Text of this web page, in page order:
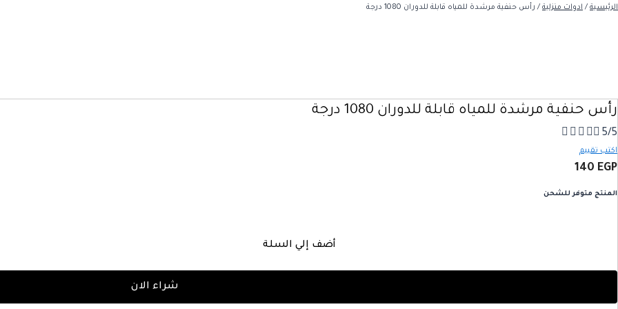
الرئيسية / ادوات منزلية / رأس حنفية مرشدة للمياه قابلة للدوران 1080 درجة
رأس حنفية مرشدة للمياه قابلة للدوران 1080 درجة
     5/5
اكتب تقييم
140 EGP
المنتج متوفر للشحن
أضف إلي السلة
شراء الان